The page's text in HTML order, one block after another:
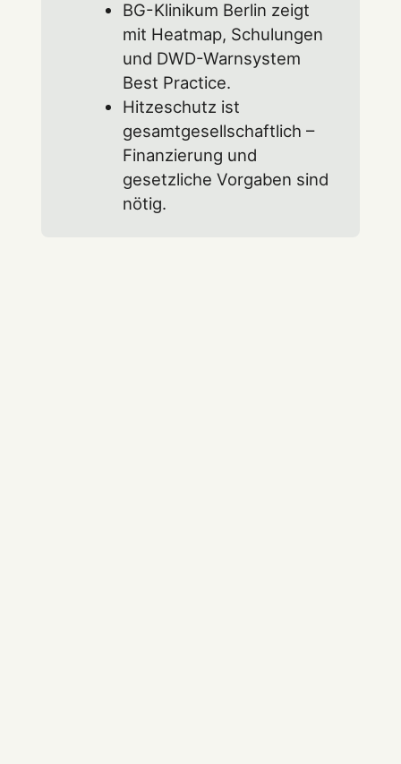
BG-Klinikum Berlin zeigt
mit Heatmap, Schulungen
und DWD-Warnsystem
Best Practice.
Hitzeschutz ist
gesamtgesellschaftlich –
Finanzierung und
gesetzliche Vorgaben sind
nötig.